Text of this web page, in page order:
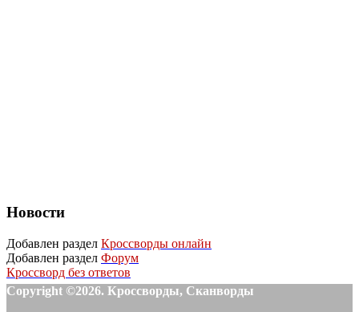
Новости
Добавлен раздел Кроссворды онлайн
Добавлен раздел Форум
Кроссворд без ответов
Copyright ©2026. Кроссворды, Сканворды